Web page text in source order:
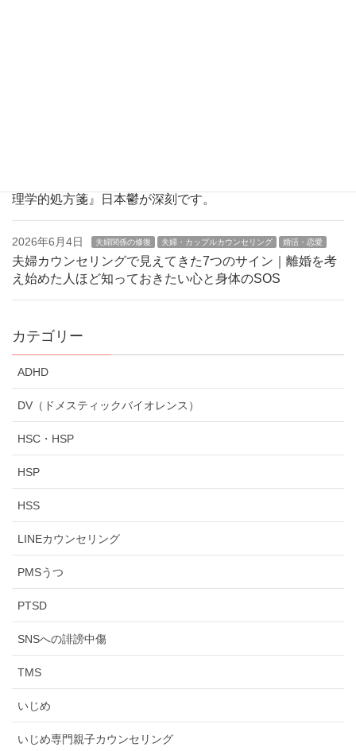
理学的処方箋』日本鬱が深刻です。
2026年6月4日 夫婦関係の修復 夫婦・カップルカウンセリング 婚活・恋愛
夫婦カウンセリングで見えてきた7つのサイン｜離婚を考
え始めた人ほど知っておきたい心と身体のSOS
カテゴリー
ADHD
DV（ドメスティックバイオレンス）
HSC・HSP
HSP
HSS
LINEカウンセリング
PMSうつ
PTSD
SNSへの誹謗中傷
TMS
いじめ
いじめ専門親子カウンセリング